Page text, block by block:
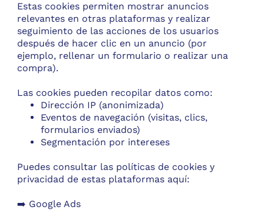
Estas cookies permiten mostrar anuncios
relevantes en otras plataformas y realizar
seguimiento de las acciones de los usuarios
después de hacer clic en un anuncio (por
ejemplo, rellenar un formulario o realizar una
compra).
Las cookies pueden recopilar datos como:
Dirección IP (anonimizada)
Eventos de navegación (visitas, clics,
formularios enviados)
Segmentación por intereses
Puedes consultar las políticas de cookies y
privacidad de estas plataformas aquí:
➡️ Google Ads